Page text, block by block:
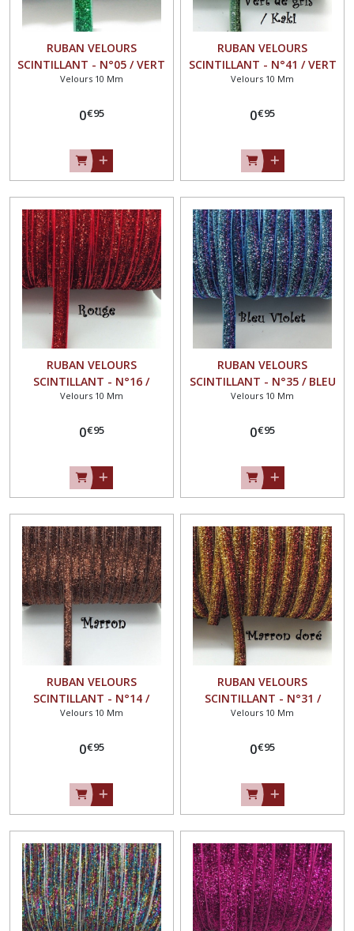
RUBAN VELOURS
SCINTILLANT - N°05 / VERT
PRÉ ** 10 mm ** GALON
au mètre
Velours 10 Mm
0€95
RUBAN VELOURS
SCINTILLANT - N°41 / VERT
de GRIS KAKI ** 10 mm **
Vendu au mètre
Velours 10 Mm
0€95
RUBAN VELOURS
SCINTILLANT - N°16 /
ROUGE ** 10 mm ** GALON
au mètre
Velours 10 Mm
0€95
RUBAN VELOURS
SCINTILLANT - N°35 / BLEU
VIOLET ** 10 mm ** GALON
au mètre
Velours 10 Mm
0€95
RUBAN VELOURS
SCINTILLANT - N°14 /
MARRON ** 10 mm **
Vendu au mètre
Velours 10 Mm
0€95
RUBAN VELOURS
SCINTILLANT - N°31 /
MARRON DORÉ ** 10 mm **
Vendu au mètre
Velours 10 Mm
0€95